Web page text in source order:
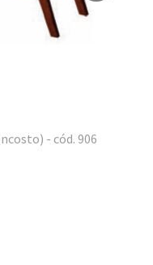
- cód. 906